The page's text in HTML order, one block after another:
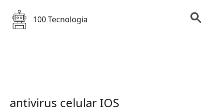
100 Tecnologia
antivirus celular IOS